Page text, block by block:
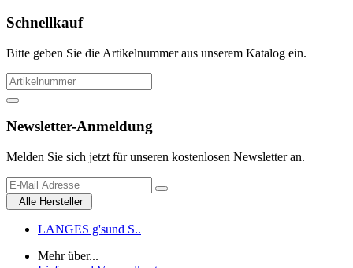
Schnellkauf
Bitte geben Sie die Artikelnummer aus unserem Katalog ein.
Newsletter-Anmeldung
Melden Sie sich jetzt für unseren kostenlosen Newsletter an.
Alle Hersteller
LANGES g'sund S..
Mehr über...